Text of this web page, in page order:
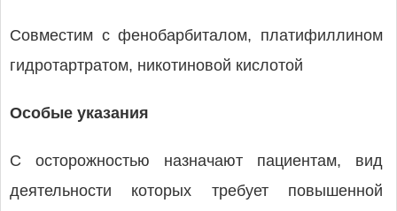
Совместим с фенобарбиталом, платифиллином
гидротартратом, никотиновой кислотой
Особые указания
С осторожностью назначают пациентам, вид
деятельности которых требует повышенной